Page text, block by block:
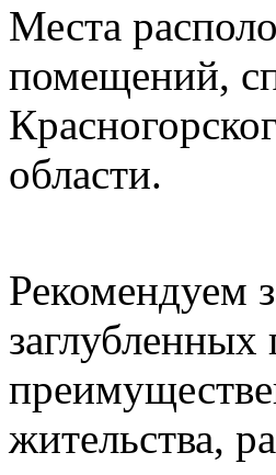
Места
помещений,
области.
Рекомендуем
жительства,